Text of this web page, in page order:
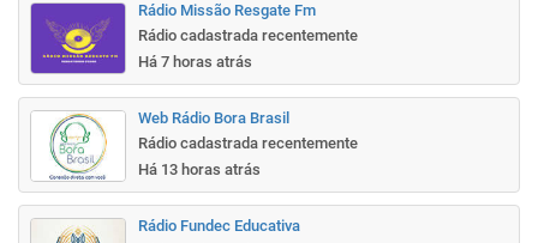
Rádio Missão Resgate Fm
Rádio cadastrada recentemente
Há 7 horas atrás
Web Rádio Bora Brasil
Rádio cadastrada recentemente
Há 13 horas atrás
Rádio Fundec Educativa